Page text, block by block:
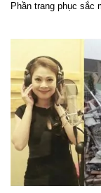
Phần trang phục sắc